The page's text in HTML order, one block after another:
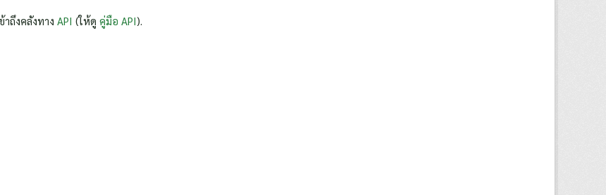
ถึงคลังทาง API (ให้ดู คู่มือ API).